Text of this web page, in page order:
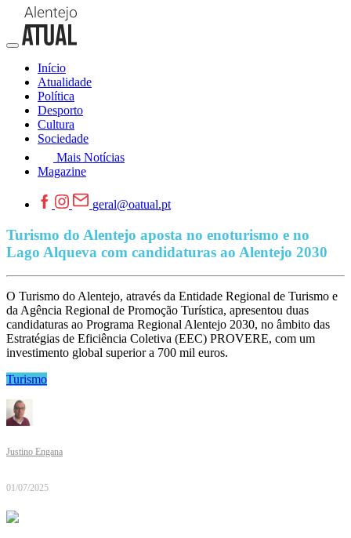
Início
Atualidade
Política
Desporto
Cultura
Sociedade
Mais Notícias
Magazine
geral@oatual.pt
Turismo do Alentejo aposta no enoturismo e no
Lago Alqueva com candidaturas ao Alentejo 2030
O Turismo do Alentejo, através da Entidade Regional de Turismo e
da Agência Regional de Promoção Turística, apresentou duas
candidaturas ao Programa Regional Alentejo 2030, no âmbito das
Estratégias de Eficiência Coletiva (EEC) PROVERE, com um
investimento global superior a 700 mil euros.
Turismo
Justino Engana
01/07/2025